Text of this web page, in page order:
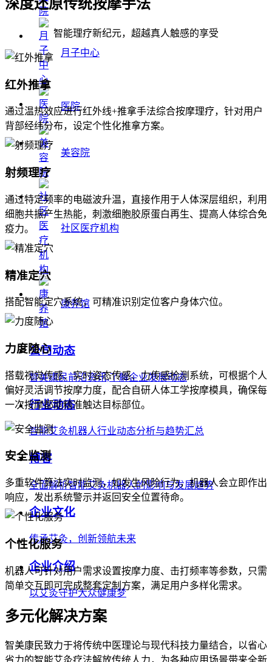
月子中心
医院
美容院
社区医疗机构
康养馆
公司动态
智美康民前沿资讯,了解企业发展动态
行业动态
智能艾灸机器人行业动态分析与趋势汇总
博客
全面解析智能艾灸机器人的影响与发展趋势
企业文化
传承艾灸，创新领航未来
企业介绍
以艾灸守护大众健康梦
深度还原传统按摩手法
智能理疗新纪元，超越真人触感的享受
红外推拿
通过温热效应进行红外线+推拿手法综合按摩理疗，针对用户
背部经纬分布，设定个性化推拿方案。
射频理疗
通过特定频率的电磁波升温，直接作用于人体深层组织，利用
细胞共振产生热能，刺激细胞胶原蛋白再生、提高人体综合免
疫力。
精准定穴
搭配智能定穴系统，可精准识别定位客户身体穴位。
力度随心
搭载视觉传感、实时姿态传感、力传感检测系统，可根据个人
偏好灵活调节按摩力度，配合自研人体工学按摩模具，确保每
一次按摩都能精准触达目标部位。
安全监测
多重软件算法实时监测，如发生风险行为，机器人会立即作出
响应，发出系统警示并返回安全位置待命。
个性化服务
机器人可针对用户需求设置按摩力度、击打频率等参数，只需
简单交互即可完成整套定制方案，满足用户多样化需求。
多元化解决方案
智美康民致力于将传统中医理论与现代科技力量结合，以省心